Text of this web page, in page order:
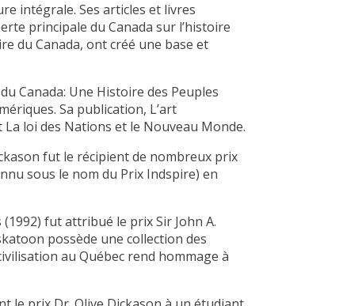
intégrale. Ses articles et livres
principale du Canada sur l’histoire
du Canada, ont créé une base et
Canada: Une Histoire des Peuples
Sa publication, L’art
loi des Nations et le Nouveau Monde.
fut le récipient de nombreux prix
sous le nom du Prix Indspire) en
fut attribué le prix Sir John A.
possède une collection des
au Québec rend hommage à